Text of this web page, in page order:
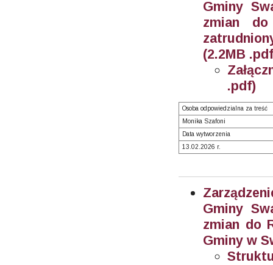
Gminy
zmian do
(2.2MB
.pdf)
Osoba odpowiedzialna za treść
Monika Szafoni
Data wytworzenia
13.02.2026 r.
Gminy
zmian do
Gminy w